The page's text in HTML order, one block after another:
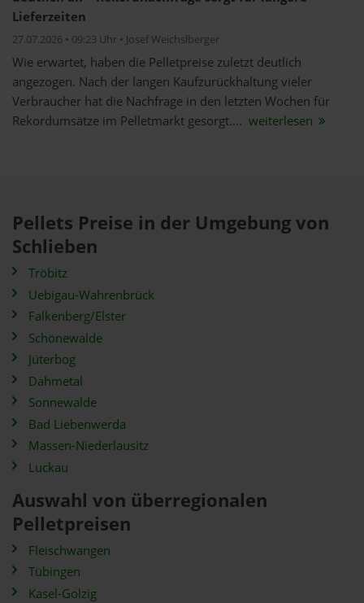
Lieferzeiten
27.07.2026 • 09:23 Uhr • Josef Weichslberger
Wie erwartet, haben die Pelletpreise zuletzt deutlich
angezogen. Nach der langen Kaufzurückhaltung vieler
Verbraucher hat die Nachfrage in den letzten Wochen für
Rekordumsätze im Pelletmarkt gesorgt.... weiterlesen
Pellets Preise in der Umgebung von
Schlieben
Tröbitz
Uebigau-Wahrenbrück
Falkenberg/Elster
Schönewalde
Jüterbog
Dahmetal
Sonnewalde
Bad Liebenwerda
Massen-Niederlausitz
Luckau
Auswahl von überregionalen
Pelletpreisen
Fleischwangen
Tübingen
Kasel-Golzig